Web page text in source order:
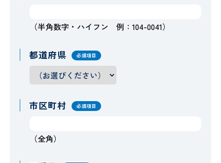
（半角数字・ハイフン 例：104-0041）
都道府県 必須項目
市区町村 必須項目
（全角）